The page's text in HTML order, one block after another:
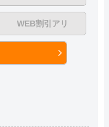
WEB割引アリ